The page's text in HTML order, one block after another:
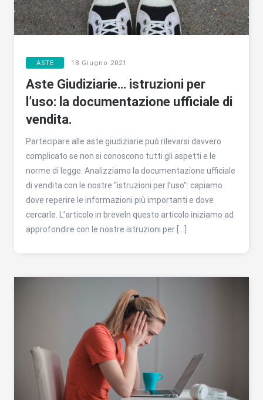
ASTE 18 Giugno 2021
Aste Giudiziarie… istruzioni per
l’uso: la documentazione ufficiale di
vendita.
Partecipare alle aste giudiziarie può rilevarsi davvero
complicato se non si conoscono tutti gli aspetti e le
norme di legge. Analizziamo la documentazione ufficiale
di vendita con le nostre “istruzioni per l’uso”: capiamo
dove reperire le informazioni più importanti e dove
cercarle. L’articolo in breveIn questo articolo iniziamo ad
approfondire con le nostre istruzioni per […]